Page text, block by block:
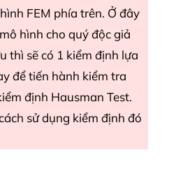
FEM phía trên. Ở đây
hình cho quý độc giả
thì sẽ có 1 kiểm định lựa
để tiến hành kiểm tra
định Hausman Test.
sử dụng kiểm định đó